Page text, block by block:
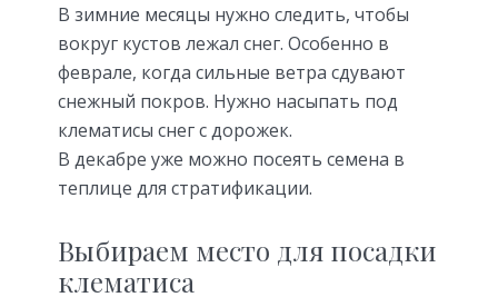
В зимние месяцы нужно следить, чтобы
вокруг кустов лежал снег. Особенно в
феврале, когда сильные ветра сдувают
снежный покров. Нужно насыпать под
клематисы снег с дорожек.
В декабре уже можно посеять семена в
теплице для стратификации.
Выбираем место для посадки
клематиса